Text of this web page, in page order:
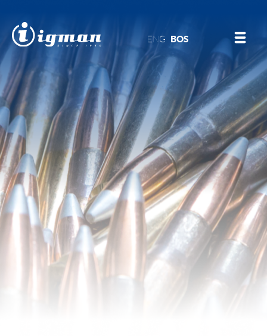
ENG BOS